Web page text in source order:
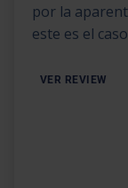
por la
este es el
VER REVIEW